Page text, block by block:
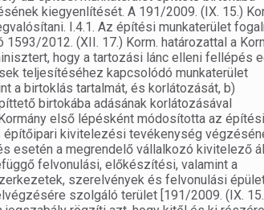
kiegyenlítését. A 191/2009. (IX. 15.)
I.4.1. Az építési munkaterület
2012. (XII. 17.) Korm. határozattal a
hogy a tartozási lánc elleni fellépés
teljesítéséhez kapcsolódó munkaterület
a birtoklás tartalmát, és korlátozását, b)
birtokába adásának korlátozásával
első lépésként módosította az építési
építőipari kivitelezési tevékenység
esetén a megrendelő vállalkozó kivitelező
felvonulási, előkészítési, valamint a
szerelvények és felvonulási
szolgáló terület [191/2009. (IX.